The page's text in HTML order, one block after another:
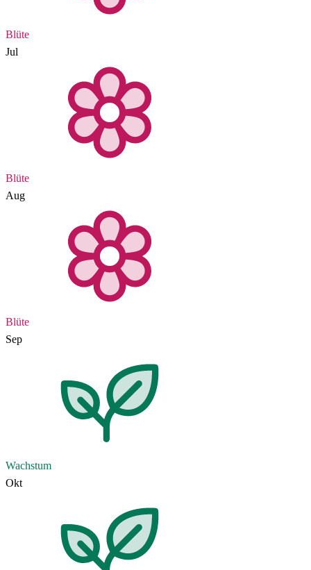
Blüte
Jul
Blüte
Aug
Blüte
Sep
Wachstum
Okt